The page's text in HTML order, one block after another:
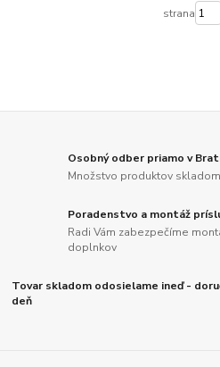
strana
Osobný odber priamo v
Množstvo produktov skladom
Poradenstvo a montáž
Radi Vám zabezpečíme
doplnkov
Tovar skladom odosielame ineď -
deň